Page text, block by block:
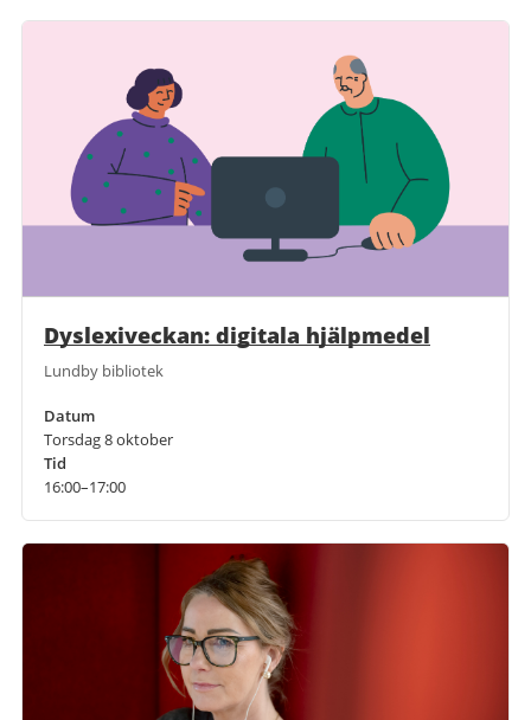
Dyslexiveckan: digitala hjälpmedel
Lundby bibliotek
Datum
Torsdag 8 oktober
Tid
16:00–17:00